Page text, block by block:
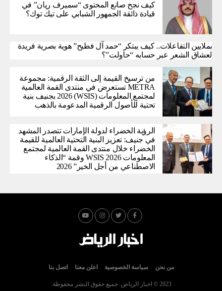
كيف نجح صانع المحتوى “سميرف ريان” في
قيادة ذائقة الجمهور الشبابي على تيك توك؟
بملايين التفاعلات.. كيف يبتكر “حمد آل فطيح” هوية بصرية فريدة
لعشاق الشعر عبر حسابه “حاولت”؟
من ترسيخ القيمة إلى الثقة الرقمية: مجموعة
METRA تستعرض في منتدى القمة العالمية
لمجتمع المعلومات (WSIS) 2026 بجنيف بنية
تحتية للأصول الرقمية المدعومة بالذهب
الرؤية الخضراء لدولة الإمارات تتصدر المشهد
في جنيف: تعزيز البنية التحتية العالمية للقيمة
الخضراء خلال منتدى القمة العالمية لمجتمع
المعلومات WSIS 2026 وقمة “الذكاء
الاصطناعي من أجل الخير” 2026
من نحن سياسة الخصوصية اعلن معنا اتصل بنا
2023 © اخبار الرياض. جميع حقوق النشر محفوظة.